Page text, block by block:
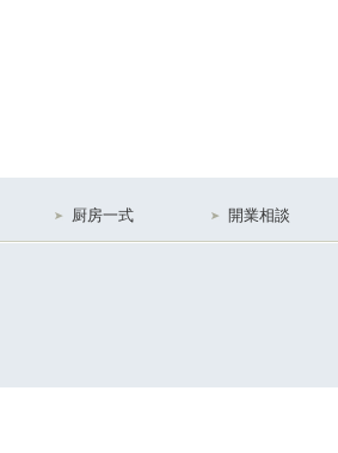
厨房一式 開業相談